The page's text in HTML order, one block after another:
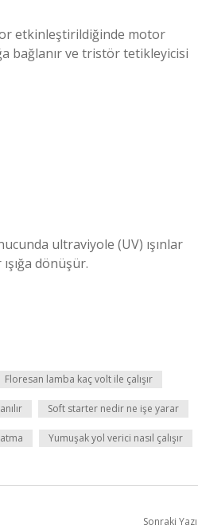
etkinleştirildiğinde motor
bağlanır ve tristör tetikleyicisi
ultraviyole (UV) ışınlar
dönüşür.
Floresan lamba kaç volt ile çalışır
Soft starter nedir ne işe yarar
Yumuşak yol verici nasıl çalışır
Sonraki Yazı